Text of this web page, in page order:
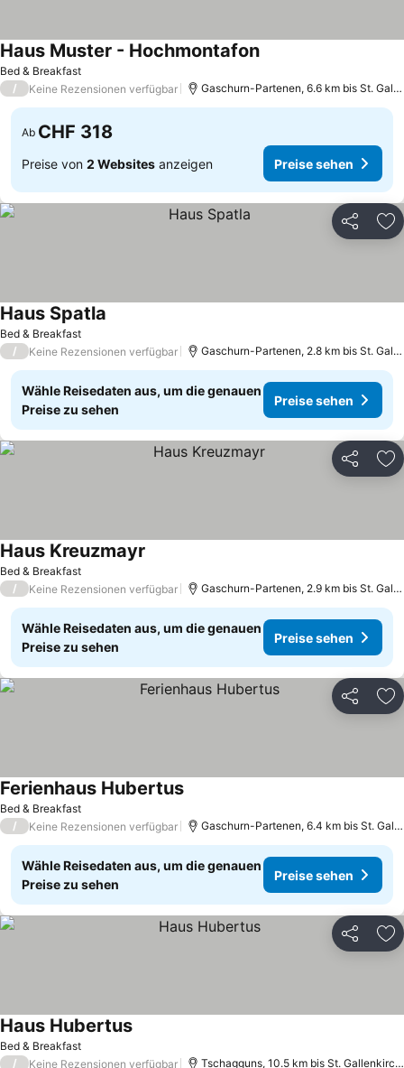
Bed & Breakfast
Haus Muster - Hochmontafon
/ Keine Rezensionen verfügbar Gaschurn-Partenen, 6.6 km bis St. Gallenkirch - Gortipohl
Ab CHF 318
Preise von 2 Websites anzeigen Preise sehen
Teilen
Bed & Breakfast
Haus Spatla
/ Keine Rezensionen verfügbar Gaschurn-Partenen, 2.8 km bis St. Gallenkirch - Gortipohl
Wähle Reisedaten aus, um die genauen
Preise zu sehen
Preise sehen
Teilen
Bed & Breakfast
Haus Kreuzmayr
/ Keine Rezensionen verfügbar Gaschurn-Partenen, 2.9 km bis St. Gallenkirch - Gortipohl
Wähle Reisedaten aus, um die genauen
Preise zu sehen
Preise sehen
Teilen
Bed & Breakfast
Ferienhaus Hubertus
/ Keine Rezensionen verfügbar Gaschurn-Partenen, 6.4 km bis St. Gallenkirch - Gortipohl
Wähle Reisedaten aus, um die genauen
Preise zu sehen
Preise sehen
Teilen
Bed & Breakfast
Haus Hubertus
/ Keine Rezensionen verfügbar Tschagguns, 10.5 km bis St. Gallenkirch - Gortipohl